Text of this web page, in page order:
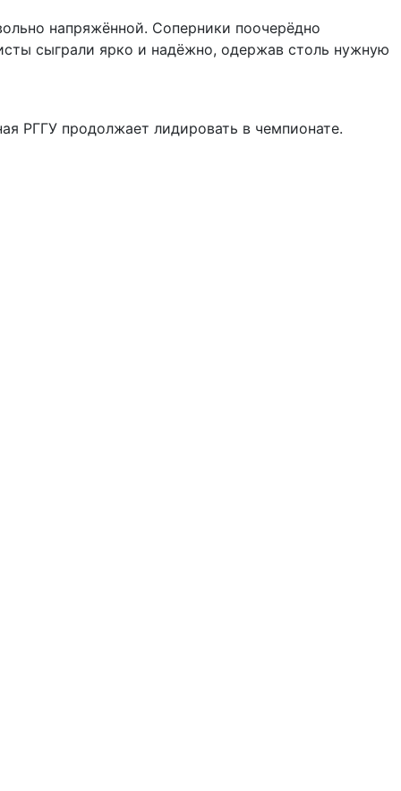
поочерёдно
сыграли ярко и надёжно, одержав столь нужную
РГГУ продолжает лидировать в чемпионате.